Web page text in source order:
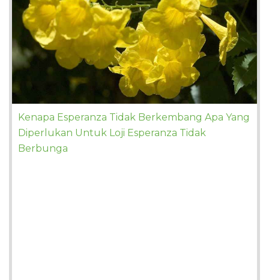
Kenapa Esperanza Tidak Berkembang Apa Yang
Diperlukan Untuk Loji Esperanza Tidak
Berbunga